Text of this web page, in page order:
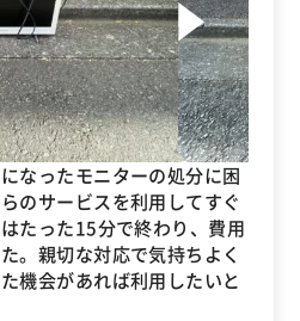
なったモニターの処分に困
のサービスを利用してすぐ
たった15分で終わり、費用
。親切な対応で気持ちよく
機会があれば利用したいと